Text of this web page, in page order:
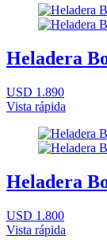
Heladera
USD 1.890
Vista rápida
Heladera
USD 1.800
Vista rápida